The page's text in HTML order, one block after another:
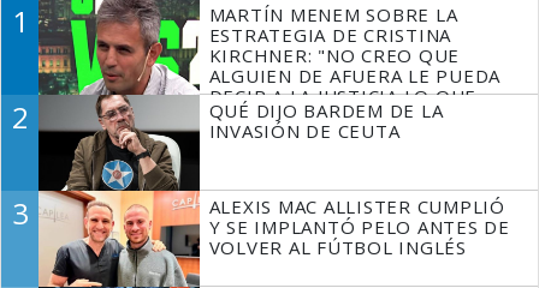
1
MARTÍN MENEM SOBRE LA
ESTRATEGIA DE CRISTINA
KIRCHNER: "NO CREO QUE
ALGUIEN DE AFUERA LE PUEDA
DECIR A LA JUSTICIA LO QUE
TIENE QUE HACER"
2
QUÉ DIJO BARDEM DE LA
INVASIÓN DE CEUTA
3
ALEXIS MAC ALLISTER CUMPLIÓ
Y SE IMPLANTÓ PELO ANTES DE
VOLVER AL FÚTBOL INGLÉS